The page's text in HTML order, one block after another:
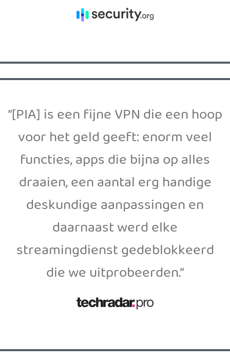
”[PIA] is een fijne VPN die een hoop
voor het geld geeft: enorm veel
functies, apps die bijna op alles
draaien, een aantal erg handige
deskundige aanpassingen en
daarnaast werd elke
streamingdienst gedeblokkeerd
die we uitprobeerden.”